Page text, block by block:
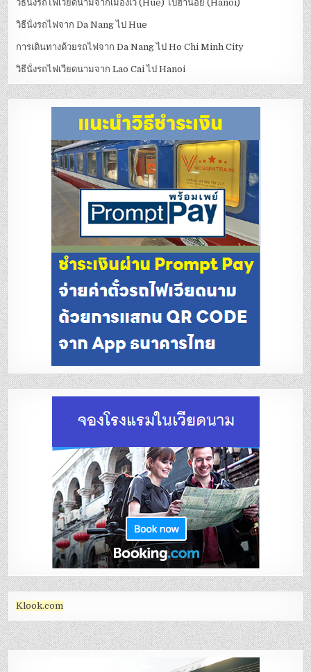
วิธีนั่งรถไฟเวียดนามจากเมืองเว้ (Hue) ไปฮานอย (Hanoi)
วิธีนั่งรถไฟจาก Da Nang ไป Hue
การเดินทางด้วยรถไฟจาก Da Nang ไป Ho Chi Minh City
วิธีนั่งรถไฟเวียดนามจาก Lao Cai ไป Hanoi
Klook.com